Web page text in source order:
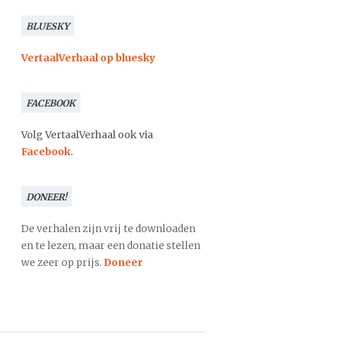
BLUESKY
VertaalVerhaal op bluesky
FACEBOOK
Volg VertaalVerhaal ook via
Facebook.
DONEER!
De verhalen zijn vrij te downloaden
en te lezen, maar een donatie stellen
we zeer op prijs. Doneer